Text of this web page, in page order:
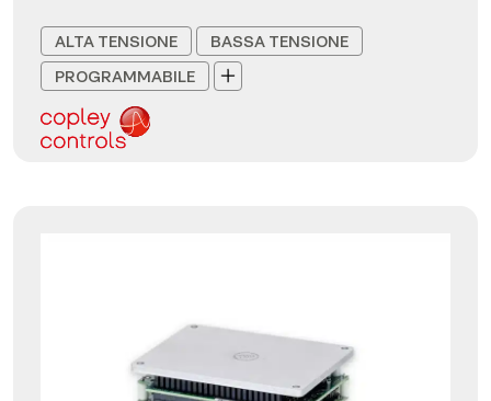
ALTA TENSIONE
BASSA TENSIONE
PROGRAMMABILE